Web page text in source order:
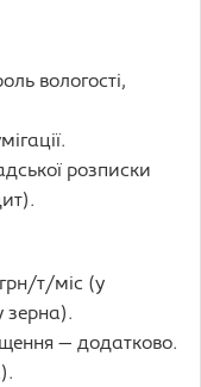
вологості,
розписки
т/міс (у
зерна).
— додатково.